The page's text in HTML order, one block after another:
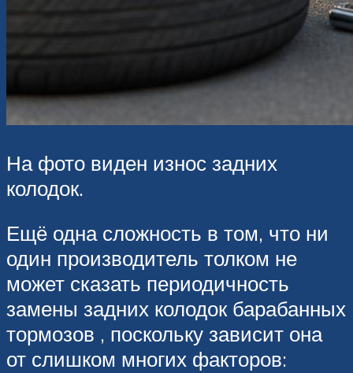
На фото виден износ задних
колодок.
Ещё одна сложность в том, что ни
один производитель толком не
может сказать периодичность
замены задних колодок барабанных
тормозов , поскольку зависит она
от слишком многих факторов: